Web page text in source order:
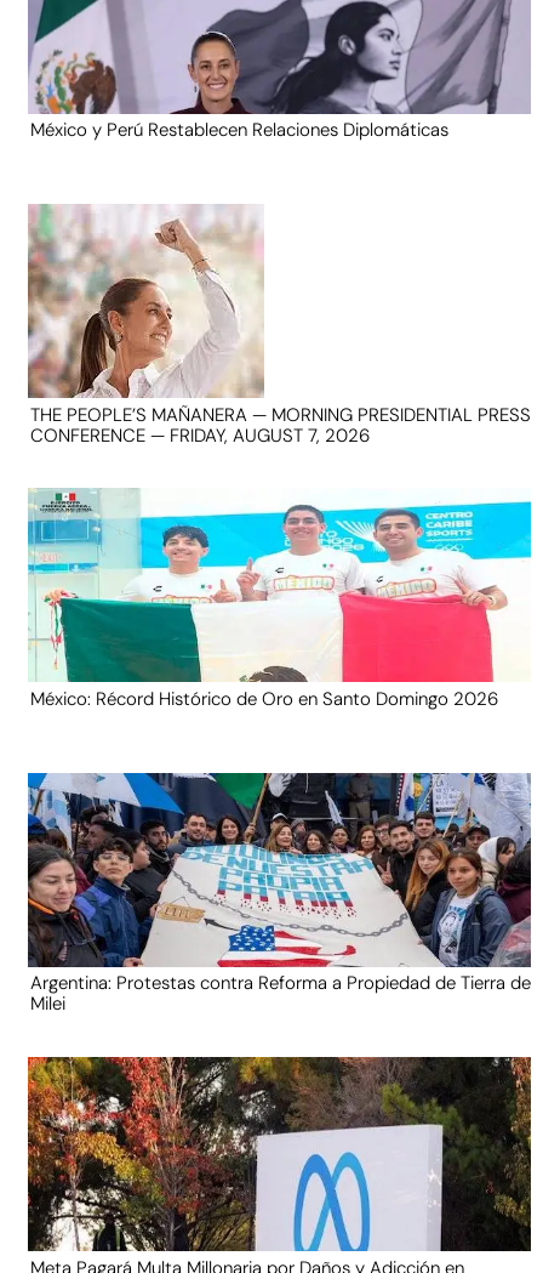
México y Perú Restablecen Relaciones Diplomáticas
THE PEOPLE’S MAÑANERA — MORNING PRESIDENTIAL PRESS
CONFERENCE — FRIDAY, AUGUST 7, 2026
México: Récord Histórico de Oro en Santo Domingo 2026
Argentina: Protestas contra Reforma a Propiedad de Tierra de
Milei
Meta Pagará Multa Millonaria por Daños y Adicción en